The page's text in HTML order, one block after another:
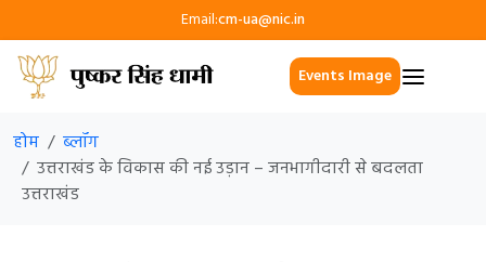
Email:cm-ua@nic.in
Events Image
होम
ब्लॉग
उत्तराखंड के विकास की नई उड़ान – जनभागीदारी से बदलता
उत्तराखंड